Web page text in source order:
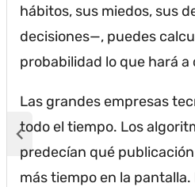
chevron_left
hábitos, sus miedos, sus
decisiones—, puedes
probabilidad lo que hará
Las grandes empresas
todo el tiempo. Los
predecían qué
más tiempo en la pantalla.